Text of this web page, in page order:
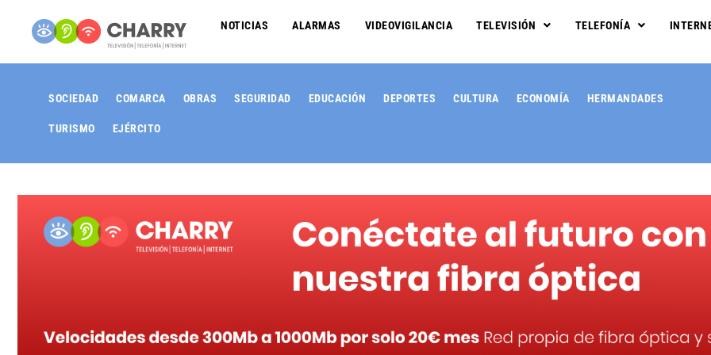
NOTICIAS ALARMAS VIDEOVIGILANCIA TELEVISIÓN TELEFONÍA
SOCIEDAD COMARCA OBRAS SEGURIDAD EDUCACIÓN DEPORTES CULTURA ECONOMÍA HERMANDADES
TURISMO EJÉRCITO